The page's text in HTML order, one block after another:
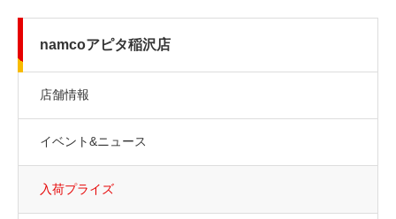
namcoアピタ稲沢店
店舗情報
イベント&ニュース
入荷プライズ